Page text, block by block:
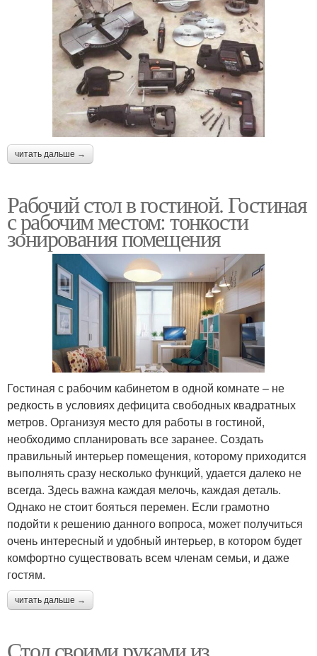
читать дальше →
Рабочий стол в гостиной. Гостиная
с рабочим местом: тонкости
зонирования помещения
Гостиная с рабочим кабинетом в одной комнате – не
редкость в условиях дефицита свободных квадратных
метров. Организуя место для работы в гостиной,
необходимо спланировать все заранее. Создать
правильный интерьер помещения, которому приходится
выполнять сразу несколько функций, удается далеко не
всегда. Здесь важна каждая мелочь, каждая деталь.
Однако не стоит бояться перемен. Если грамотно
подойти к решению данного вопроса, может получиться
очень интересный и удобный интерьер, в котором будет
комфортно существовать всем членам семьи, и даже
гостям.
читать дальше →
Стол своими руками из